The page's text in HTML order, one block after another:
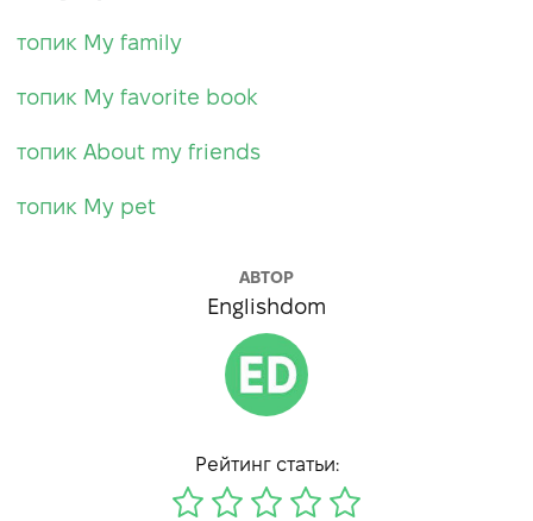
топик My family
топик My favorite book
топик About my friends
топик My pet
АВТОР
Englishdom
Рейтинг статьи: